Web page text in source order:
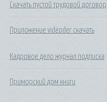
Скачать пустой трудовой договор
Приложение videoder скачать
Кадровое дело журнал подписка
Приморский дом книги